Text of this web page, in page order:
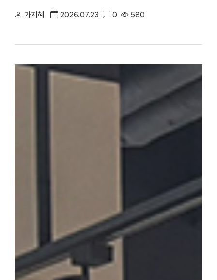
론 형성기 문인의 전개와 문학론」을 발표·토론한다. △유진희 연구
반 소론계 관료 문인의 시문학」을 발표·토론한다. 2부 세션에서
문학 이론」으로 시작된다. 이어 △유명석 연구교수(단국대)와 송
시문학」을 발표·토론한다. △박희인 연구교수(단국대)와 김민학
관과 시적 지향」을 발표·토론한다. △채지수 연구교수(단국대)와
이씨 문인들의 문학론과 한시」를 발표·토론한다. △이황진 교수(
론계 문인의 문학론과 한시」를 발표·토론한다. 윤재환 소장은 "
가지혜 2026.07.23 0 580